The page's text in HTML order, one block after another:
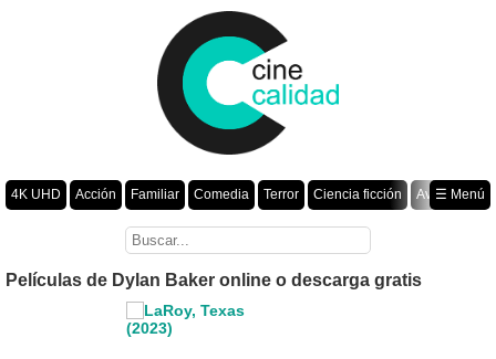
4K UHD Acción Familiar Comedia Terror Ciencia ficción
Aventura
Romance Fantasía Drama Animación Crimen
☰ Menú
Películas de Dylan Baker online o descarga gratis